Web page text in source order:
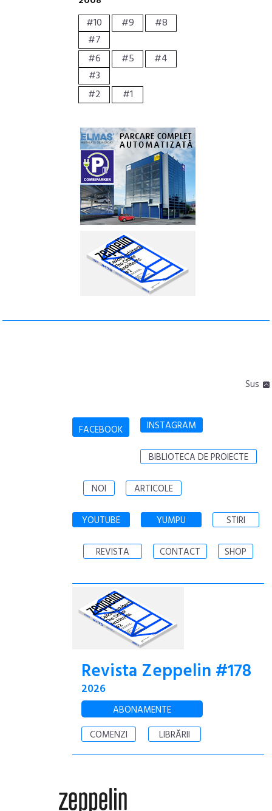
#10
#9
#8
#7
#6
#5
#4
#3
#2
#1
Sus
FACEBOOK INSTAGRAM
BIBLIOTECA DE PROIECTE
NOI ARTICOLE
YOUTUBE YUMPU STIRI
REVISTA CONTACT SHOP
Revista Zeppelin #178
2026
ABONAMENTE
COMENZI
LIBRĂRII